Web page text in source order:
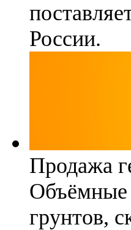
России.
Продажа
Объёмные
грунтов,